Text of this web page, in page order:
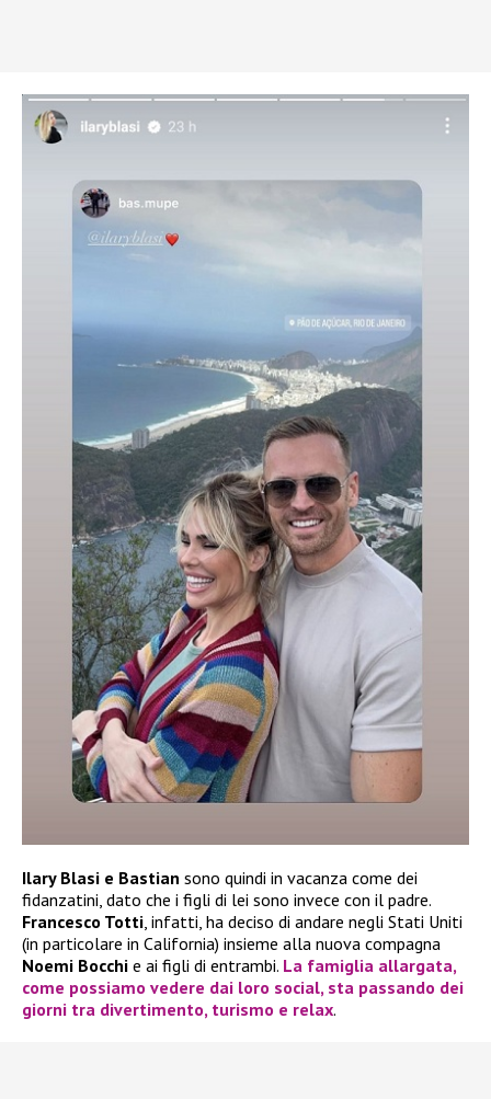
Ilary Blasi e Bastian sono quindi in vacanza come dei
fidanzatini, dato che i figli di lei sono invece con il padre.
Francesco Totti, infatti, ha deciso di andare negli Stati Uniti
(in particolare in California) insieme alla nuova compagna
Noemi Bocchi e ai figli di entrambi. La famiglia allargata,
come possiamo vedere dai loro social, sta passando dei
giorni tra divertimento, turismo e relax.